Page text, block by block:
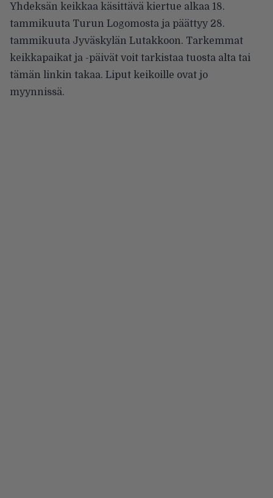
Yhdeksän keikkaa käsittävä kiertue alkaa 18.
tammikuuta Turun Logomosta ja päättyy 28.
tammikuuta Jyväskylän Lutakkoon. Tarkemmat
keikkapaikat ja -päivät voit tarkistaa tuosta alta tai
tämän linkin takaa. Liput keikoille ovat jo
myynnissä.